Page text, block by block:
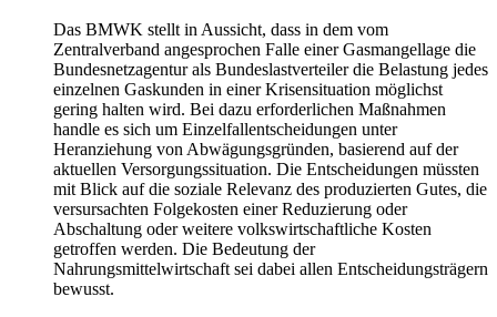
Das BMWK stellt in Aussicht, dass in dem vom
Zentralverband angesprochen Falle einer Gasmangellage die
Bundesnetzagentur als Bundeslastverteiler die Belastung jedes
einzelnen Gaskunden in einer Krisensituation möglichst
gering halten wird. Bei dazu erforderlichen Maßnahmen
handle es sich um Einzelfallentscheidungen unter
Heranziehung von Abwägungsgründen, basierend auf der
aktuellen Versorgungssituation. Die Entscheidungen müssten
mit Blick auf die soziale Relevanz des produzierten Gutes, die
versursachten Folgekosten einer Reduzierung oder
Abschaltung oder weitere volkswirtschaftliche Kosten
getroffen werden. Die Bedeutung der
Nahrungsmittelwirtschaft sei dabei allen Entscheidungsträgern
bewusst.